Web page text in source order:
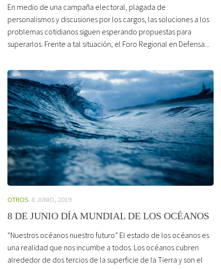
En medio de una campaña electoral, plagada de
personalismos y discusiones por los cargos, las soluciones a los
problemas cotidianos siguen esperando propuestas para
superarlos. Frente a tal situación, el Foro Regional en Defensa...
OTROS 8 JUNIO, 2019
8 DE JUNIO DÍA MUNDIAL DE LOS OCÉANOS
“Nuestros océanos nuestro futuro” El estado de los océanos es
una realidad que nos incumbe a todos. Los océanos cubren
alrededor de dos tercios de la superficie de la Tierra y son el